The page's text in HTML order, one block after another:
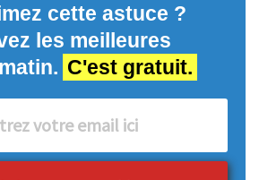
cette astuce ?
les meilleures
C'est gratuit.